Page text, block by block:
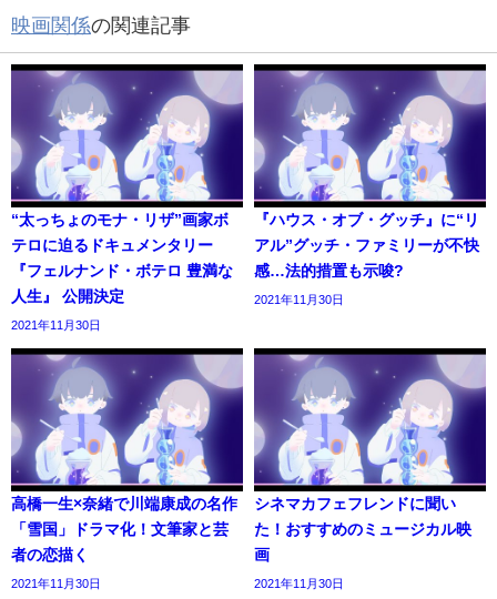
映画関係の関連記事
“太っちょのモナ・リザ”画家ボ
テロに迫るドキュメンタリー
『フェルナンド・ボテロ 豊満な
人生』 公開決定
2021年11月30日
『ハウス・オブ・グッチ』に“リ
アル”グッチ・ファミリーが不快
感…法的措置も示唆?
2021年11月30日
高橋一生×奈緒で川端康成の名作
「雪国」ドラマ化！文筆家と芸
者の恋描く
2021年11月30日
シネマカフェフレンドに聞い
た！おすすめのミュージカル映
画
2021年11月30日